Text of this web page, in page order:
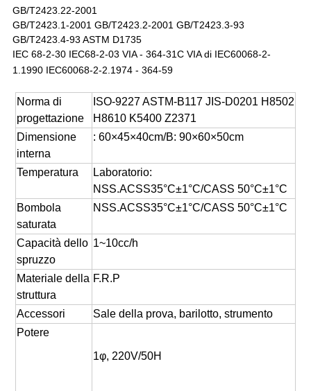
GB/T2423.22-2001
GB/T2423.1-2001 GB/T2423.2-2001 GB/T2423.3-93
GB/T2423.4-93 ASTM D1735
IEC 68-2-30 IEC68-2-03 VIA - 364-31C VIA di IEC60068-2-
1.1990 IEC60068-2-2.1974 - 364-59
Norma di
progettazione
ISO-9227 ASTM-B117 JIS-D0201 H8502
H8610 K5400 Z2371
Dimensione
interna
: 60×45×40cm/B: 90×60×50cm
Temperatura
Laboratorio:
NSS.ACSS35°C±1°C/CASS 50°C±1°C
Bombola
saturata
NSS.ACSS35°C±1°C/CASS 50°C±1°C
Capacità dello
spruzzo
1~10cc/h
Materiale della
struttura
F.R.P
Accessori
Sale della prova, barilotto, strumento
Potere
1φ, 220V/50H